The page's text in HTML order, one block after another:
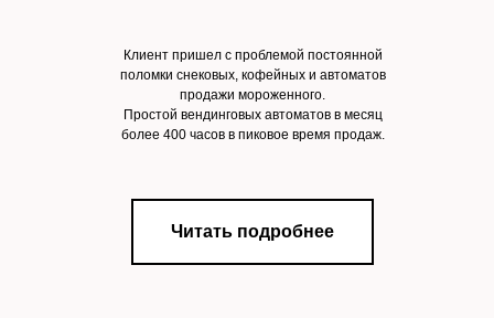
Читать подробнее
Клиент пришел с проблемой постоянной
поломки снековых, кофейных и автоматов
продажи мороженного.
Простой вендинговых автоматов в месяц
более 400 часов в пиковое время продаж.